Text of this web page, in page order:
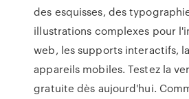
des esquisses, des
illustrations complexes pour
web, les supports interactifs,
appareils mobiles. Testez la
gratuite dès aujourd'hui.